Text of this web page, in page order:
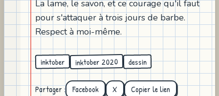
La lame, le savon, et ce courage qu'il faut
pour s'attaquer à trois jours de barbe.
Respect à moi-même.
inktober inktober 2020 dessin
Partager : Facebook X Copier le lien